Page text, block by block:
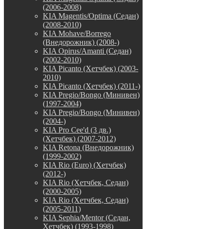
(2006-2008)
KIA Magentis/Optima (Седан)
(2008-2010)
KIA Mohave/Borrego
(Внедорожник) (2008-)
KIA Opirus/Amanti (Седан)
(2002-2010)
KIA Picanto (Хетчбек) (2003-
2010)
KIA Picanto (Хетчбек) (2011-)
KIA Pregio/Bongo (Минивен)
(1997-2004)
KIA Pregio/Bongo (Минивен)
(2004-)
KIA Pro Cee'd (3 дв.)
(Хетчбек) (2007-2012)
KIA Retona (Внедорожник)
(1999-2002)
KIA Rio (Euro) (Хетчбек)
(2012-)
KIA Rio (Хетчбек, Седан)
(2000-2005)
KIA Rio (Хетчбек, Седан)
(2005-2011)
KIA Sephia/Mentor (Седан,
Хетчбек) (1993-1998)